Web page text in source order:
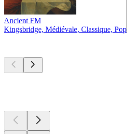
Ancient FM
Kingsbridge, Médiévale, Classique, Pop